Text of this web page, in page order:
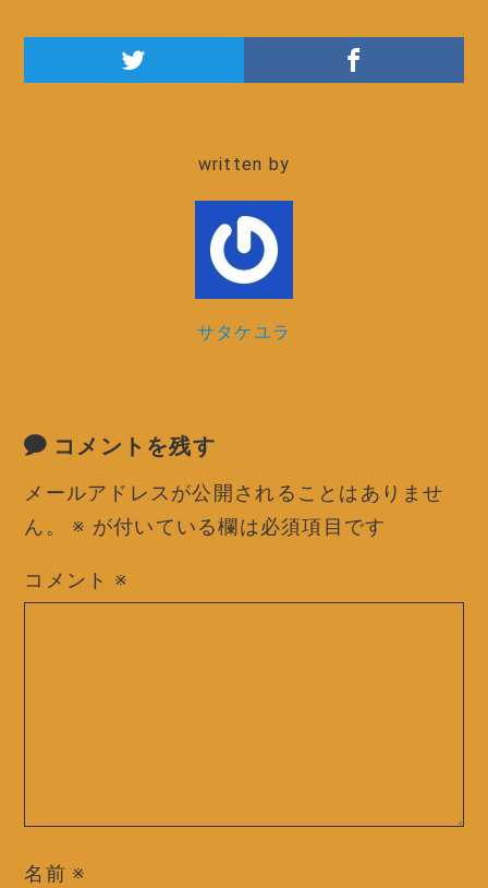
written by
サタケユラ
コメントを残す
メールアドレスが公開されることはありませ
ん。
※ が付いている欄は必須項目です
コメント ※
名前 ※